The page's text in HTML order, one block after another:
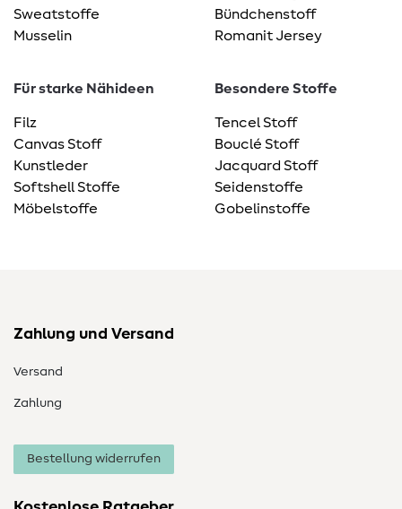
Sweatstoffe
Musselin
Bündchenstoff
Romanit Jersey
Für starke Nähideen
Filz
Canvas Stoff
Kunstleder
Softshell Stoffe
Möbelstoffe
Besondere Stoffe
Tencel Stoff
Bouclé Stoff
Jacquard Stoff
Seidenstoffe
Gobelinstoffe
Zahlung und Versand
Versand
Zahlung
Bestellung widerrufen